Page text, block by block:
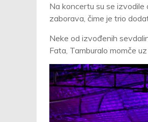
Na koncertu su se
zaborava, čime je trio
Neke od izvođenih
Fata, Tamburalo momče